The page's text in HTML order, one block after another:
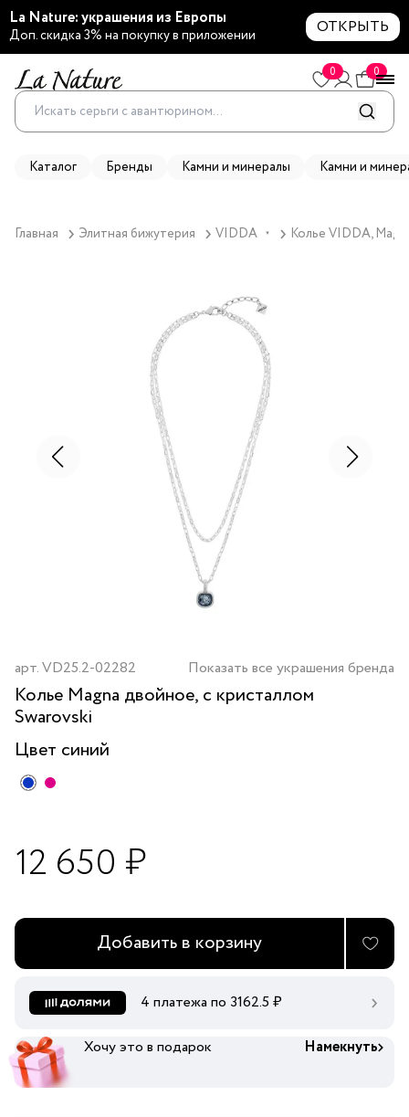
La Nature: украшения из Европы
Доп. скидка 3% на покупку в приложении ОТКРЫТЬ
0 0
Каталог Бренды Камни и минералы Камни и
Главная Элитная бижутерия VIDDA ▼ Колье VIDDA,
арт.VD25.2-02282 Показать все украшения бренда
Колье Magna двойное, с кристаллом
Swarovski
Цвет синий
12 650 ₽
Добавить в корзину
4 платежа по 3162.5 ₽
Хочу это в подарок Намекнуть